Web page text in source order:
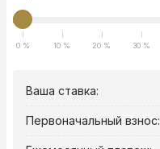
0 % 10 % 20 % 30 %
Ваша ставка:
Первоначальный взнос: